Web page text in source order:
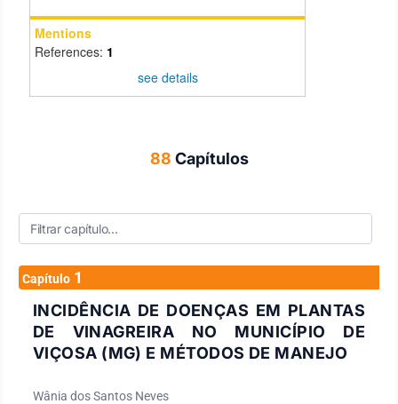
Mentions
References: 1
see details
88 Capítulos
Capítulo 1
INCIDÊNCIA DE DOENÇAS EM PLANTAS
DE VINAGREIRA NO MUNICÍPIO DE
VIÇOSA (MG) E MÉTODOS DE MANEJO
Wânia dos Santos Neves